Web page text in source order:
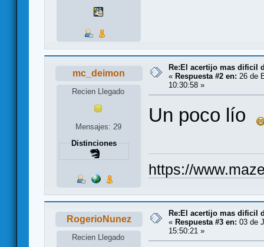
mc_deimon
Recien Llegado
Mensajes: 29
Distinciones
Re:El acertijo mas dificil
« Respuesta #2 en: 26 de
10:30:58 »
Un poco lío
https://
RogerioNunez
Recien Llegado
Re:El acertijo mas dificil
« Respuesta #3 en: 03 de
15:50:21 »